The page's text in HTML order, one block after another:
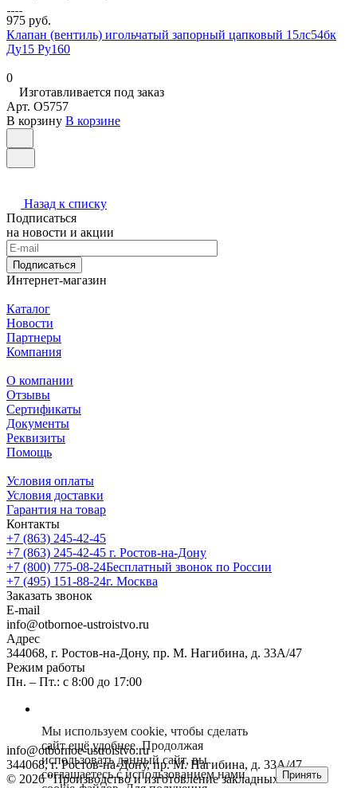
975 руб.
Клапан (вентиль) игольчатый запорный цапковый 15лс54бк
Ду15 Ру160
0
Изготавливается под заказ
Арт. O5757
В корзину В корзине
Назад к списку
Подписаться
на новости и акции
Подписаться
Интернет-магазин
Каталог
Новости
Партнеры
Компания
О компании
Отзывы
Сертификаты
Документы
Реквизиты
Помощь
Условия оплаты
Условия доставки
Гарантия на товар
Контакты
+7 (863) 245-42-45
+7 (863) 245-42-45 г. Ростов-на-Дону
+7 (800) 775-08-24Бесплатный звонок по России
+7 (495) 151-88-24г. Москва
Заказать звонок
E-mail
info@otbornoe-ustroistvo.ru
Адрес
344068, г. Ростов-на-Дону, пр. М. Нагибина, д. 33А/47
Режим работы
Пн. – Пт.: с 8:00 до 17:00
info@otbornoe-ustroistvo.ru
344068, г. Ростов-на-Дону, пр. М. Нагибина, д. 33А/47
© 2026 "Производство и изготовление закладных
Мы используем cookie, чтобы сделать
сайт ещё удобнее. Продолжая
использовать данный сайт, вы
соглашаетесь с использованием нами
Принять